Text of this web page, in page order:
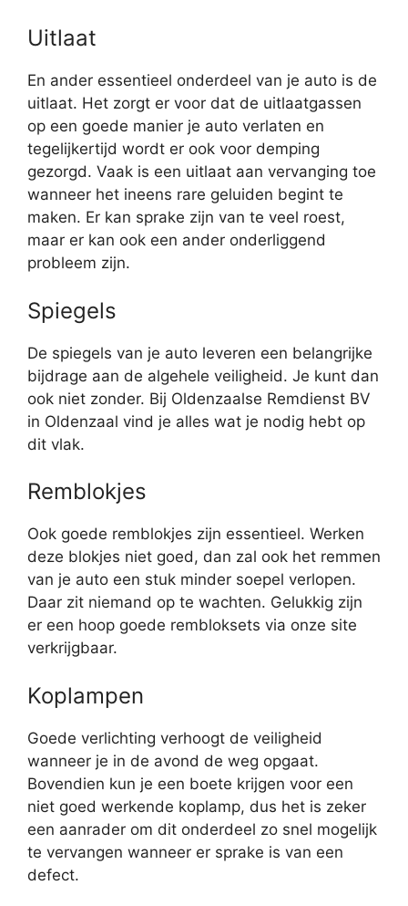
Uitlaat
En ander essentieel onderdeel van je auto is de
uitlaat. Het zorgt er voor dat de uitlaatgassen
op een goede manier je auto verlaten en
tegelijkertijd wordt er ook voor demping
gezorgd. Vaak is een uitlaat aan vervanging toe
wanneer het ineens rare geluiden begint te
maken. Er kan sprake zijn van te veel roest,
maar er kan ook een ander onderliggend
probleem zijn.
Spiegels
De spiegels van je auto leveren een belangrijke
bijdrage aan de algehele veiligheid. Je kunt dan
ook niet zonder. Bij Oldenzaalse Remdienst BV
in Oldenzaal vind je alles wat je nodig hebt op
dit vlak.
Remblokjes
Ook goede remblokjes zijn essentieel. Werken
deze blokjes niet goed, dan zal ook het remmen
van je auto een stuk minder soepel verlopen.
Daar zit niemand op te wachten. Gelukkig zijn
er een hoop goede rembloksets via onze site
verkrijgbaar.
Koplampen
Goede verlichting verhoogt de veiligheid
wanneer je in de avond de weg opgaat.
Bovendien kun je een boete krijgen voor een
niet goed werkende koplamp, dus het is zeker
een aanrader om dit onderdeel zo snel mogelijk
te vervangen wanneer er sprake is van een
defect.